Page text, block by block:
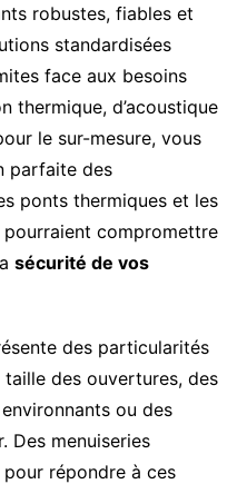
robustes, fiables et
standardisées
face aux besoins
thermique, d’acoustique
le sur-mesure, vous
parfaite des
ponts thermiques et les
compromettre
sécurité de vos
des particularités
taille des ouvertures, des
ou des
Des menuiseries
répondre à ces